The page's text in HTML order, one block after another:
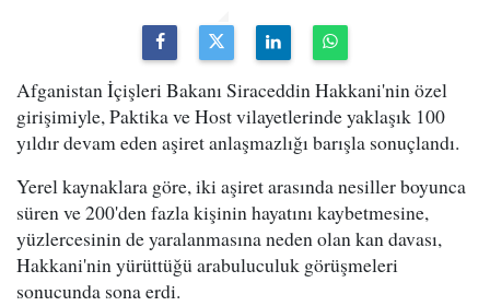
Afganistan İçişleri Bakanı Siraceddin Hakkani'nin özel
girişimiyle, Paktika ve Host vilayetlerinde yaklaşık 100
yıldır devam eden aşiret anlaşmazlığı barışla sonuçlandı.
Yerel kaynaklara göre, iki aşiret arasında nesiller boyunca
süren ve 200'den fazla kişinin hayatını kaybetmesine,
yüzlercesinin de yaralanmasına neden olan kan davası,
Hakkani'nin yürüttüğü arabuluculuk görüşmeleri
sonucunda sona erdi.